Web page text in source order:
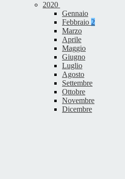
2020
Gennaio
Febbraio 2
Marzo
Aprile
Maggio
Giugno
Luglio
Agosto
Settembre
Ottobre
Novembre
Dicembre